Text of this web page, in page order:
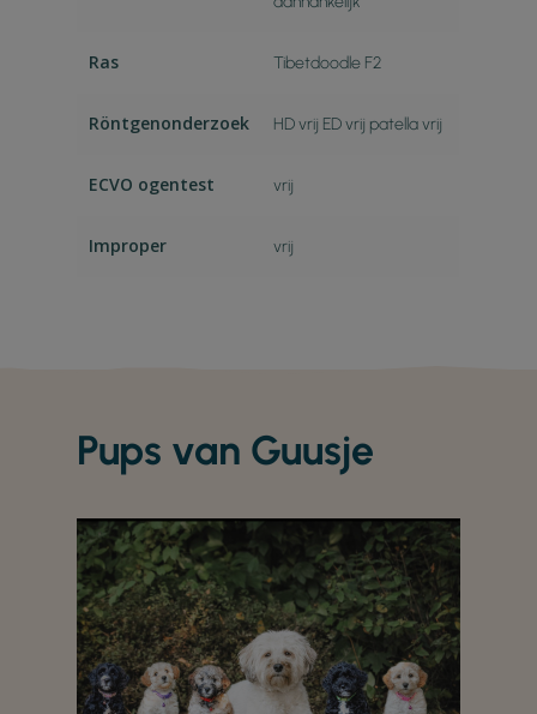
Ras Tibetdoodle F2
Röntgenonderzoek HD vrij ED vrij patella vrij
ECVO ogentest vrij
Improper vrij
Pups van Guusje